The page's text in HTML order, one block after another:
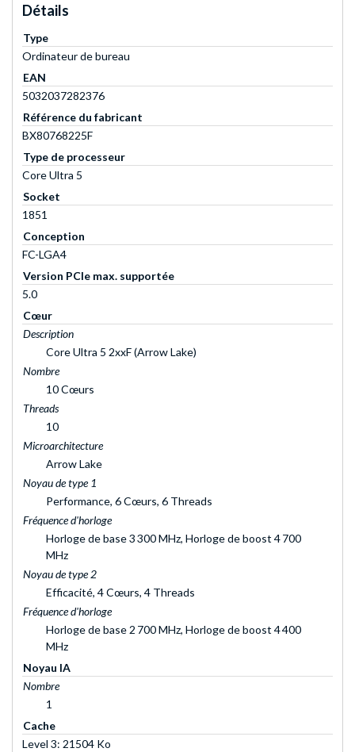
Détails
Type
Ordinateur de bureau
EAN
5032037282376
Référence du fabricant
BX80768225F
Type de processeur
Core Ultra 5
Socket
1851
Conception
FC-LGA4
Version PCIe max. supportée
5.0
Cœur
Description
Core Ultra 5 2xxF (Arrow Lake)
Nombre
10 Cœurs
Threads
10
Microarchitecture
Arrow Lake
Noyau de type 1
Performance, 6 Cœurs, 6 Threads
Fréquence d'horloge
Horloge de base 3 300 MHz, Horloge de boost 4 700
MHz
Noyau de type 2
Efficacité, 4 Cœurs, 4 Threads
Fréquence d'horloge
Horloge de base 2 700 MHz, Horloge de boost 4 400
MHz
Noyau IA
Nombre
1
Cache
Level 3: 21504 Ko